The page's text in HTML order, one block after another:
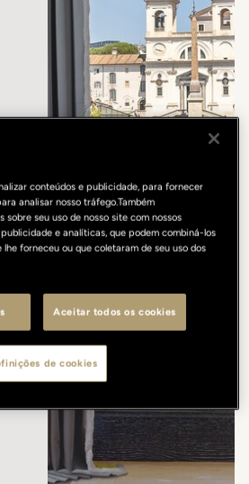
conteúdos e publicidade, para fornecer
analisar nosso tráfego.Também
seu uso de nosso site com nossos
e analíticas, que podem combiná-los
forneceu ou que coletaram de seu uso dos
Aceitar todos os cookies
de cookies